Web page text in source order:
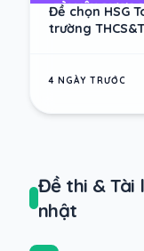
Đề chọn HSG
trường
4 NGÀY TRƯỚC
Đề thi & Tài
nhật